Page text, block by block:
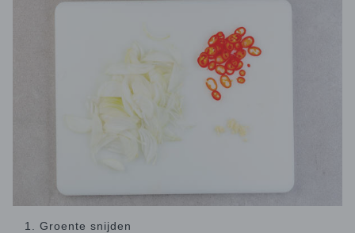
1. Groente snijden